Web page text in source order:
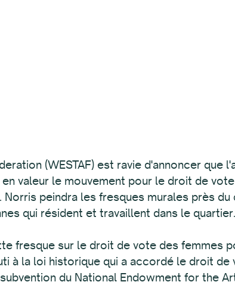
(WESTAF) est ravie d'annoncer que
valeur le mouvement pour le droit de
peindra les fresques murales près
qui résident et travaillent dans le quartier.
fresque sur le droit de vote des femmes
à la loi historique qui a accordé le droit
du National Endowment for the